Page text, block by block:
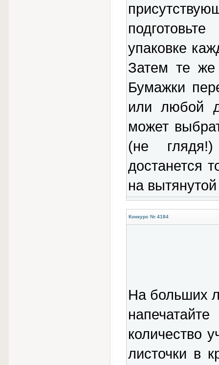
упаковке
Затем те же
Бумажки
или любой
может
(не
достанется
на
Конкурс № 4184
На больших
количество
листочки в